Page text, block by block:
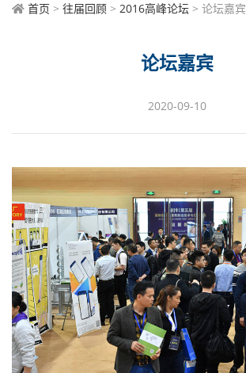
首页 > 往届回顾 > 2016高峰论坛 > 论坛嘉宾
论坛嘉宾
2020-09-10